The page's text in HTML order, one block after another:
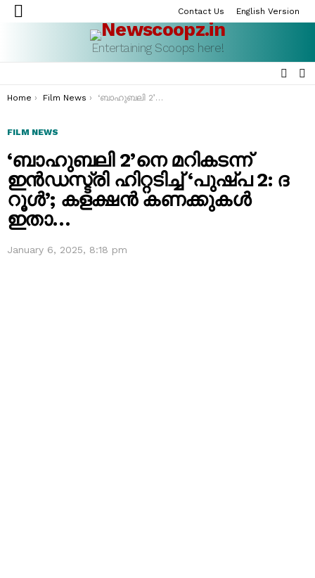
Menu
Contact Us English Version
Entertaining Scoops here!
You are here:
Home Film News ‘ബാഹുബലി 2’നെ മറികടന്ന് ഇൻഡസ്ട്രി ഹിറ്റടിച്ച് ‘പുഷ്പ 2: ദ റൂൾ’; കളക്ഷൻ കണക്കുകൾ ഇതാ…
FILM NEWS
‘ബാഹുബലി 2’നെ മറികടന്ന്
ഇൻഡസ്ട്രി ഹിറ്റടിച്ച് ‘പുഷ്പ 2: ദ
റൂൾ’; കളക്ഷൻ കണക്കുകൾ
ഇതാ…
January 6, 2025, 8:18 pm